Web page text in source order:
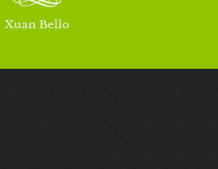
Xuan Bello